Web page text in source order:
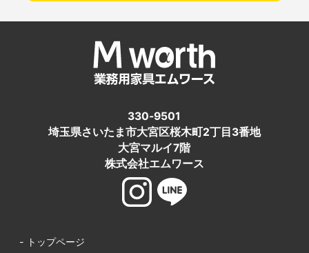
330-9501
埼玉県さいたま市大宮区桜木町2丁目3番地
大宮マルイ7階
株式会社エムワース
- トップページ